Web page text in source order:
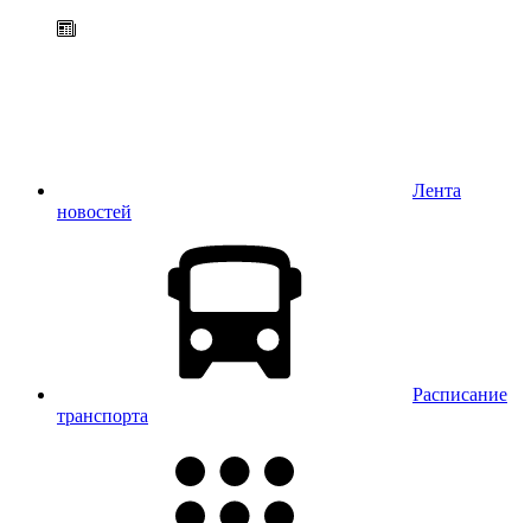
Лента
новостей
Расписание
транспорта